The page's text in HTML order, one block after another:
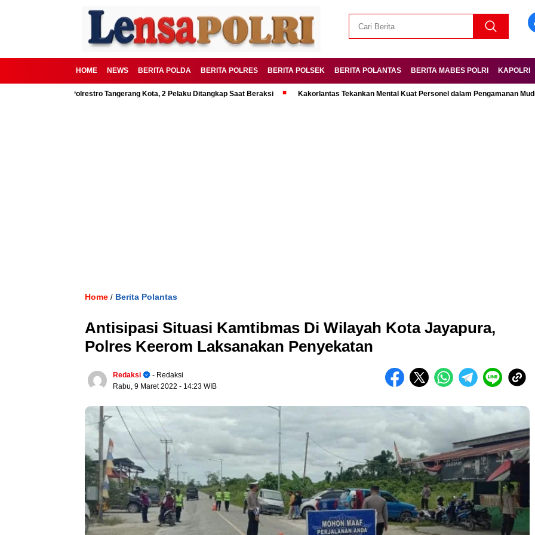
HOME NEWS BERITA POLDA BERITA POLRES BERITA POLSEK BERITA POLANTAS BERITA MABES POLRI KAPOLRI
Polrestro Tangerang Kota, 2 Pelaku Ditangkap Saat Beraksi Kakorlantas Tekankan Mental Kuat Personel dalam Pengamanan Mudik
Home / Berita Polantas
Antisipasi Situasi Kamtibmas Di Wilayah Kota Jayapura,
Polres Keerom Laksanakan Penyekatan
Redaksi
- Redaksi
Rabu, 9 Maret 2022 - 14:23 WIB